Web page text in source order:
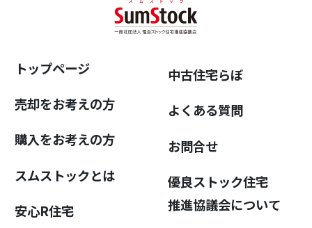
トップページ
売却をお考えの方
購入をお考えの方
スムストックとは
安心R住宅
中古住宅らぼ
よくある質問
お問合せ
優良ストック住宅
推進協議会について